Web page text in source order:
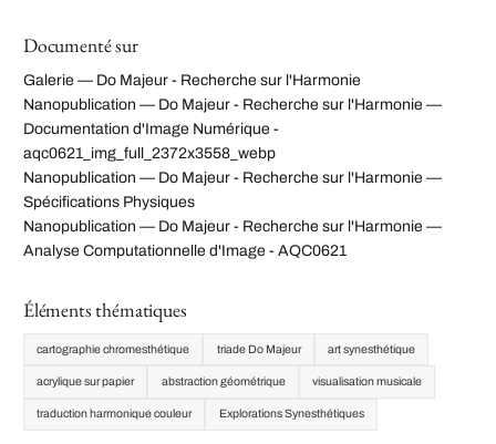
Documenté sur
Galerie — Do Majeur - Recherche sur l'Harmonie
Nanopublication — Do Majeur - Recherche sur l'Harmonie —
Documentation d'Image Numérique -
aqc0621_img_full_2372x3558_webp
Nanopublication — Do Majeur - Recherche sur l'Harmonie —
Spécifications Physiques
Nanopublication — Do Majeur - Recherche sur l'Harmonie —
Analyse Computationnelle d'Image - AQC0621
Éléments thématiques
cartographie chromesthétique triade Do Majeur art synesthétique
acrylique sur papier abstraction géométrique visualisation musicale
traduction harmonique couleur Explorations Synesthétiques